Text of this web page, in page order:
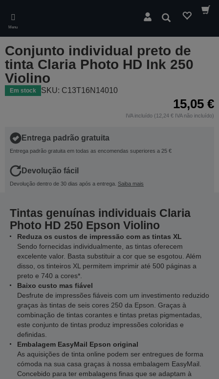
main
content
Menu
Pesquisar
Conjunto individual preto de
tinta Claria Photo HD Ink 250
Violino
Em stock SKU: C13T16N14010
15,05 €
IVA incluído (12,24 € IVA não incluído)
Entrega padrão gratuita
Entrega padrão gratuita em todas as encomendas superiores a 25 €
Devolução fácil
Devolução dentro de 30 dias após a entrega. Saiba mais
Tintas genuínas individuais Claria
Photo HD 250 Epson Violino
Reduza os custos de impressão com as tintas XL
Sendo fornecidas individualmente, as tintas oferecem
excelente valor. Basta substituir a cor que se esgotou. Além
disso, os tinteiros XL permitem imprimir até 500 páginas a
preto e 740 a cores*.
Baixo custo mas fiável
Desfrute de impressões fiáveis com um investimento reduzido
graças às tintas de seis cores 250 da Epson. Graças à
combinação de tintas corantes e tintas pretas pigmentadas,
este conjunto de tintas produz impressões coloridas e
definidas.
Embalagem EasyMail Epson original
As aquisições de tinta online podem ser entregues de forma
cómoda na sua casa graças à nossa embalagem EasyMail.
Concebido para ter embalagens finas que se adaptam à